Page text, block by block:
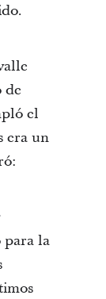
de
el
era un
para la